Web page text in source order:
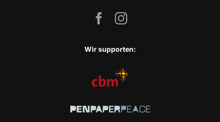
Wir sup­port­en: